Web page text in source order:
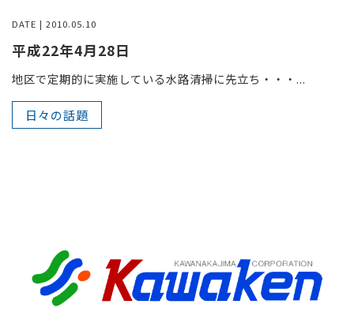
DATE | 2010.05.10
平成22年4月28日
地区で定期的に実施している水路清掃に先立ち・・・...
日々の話題